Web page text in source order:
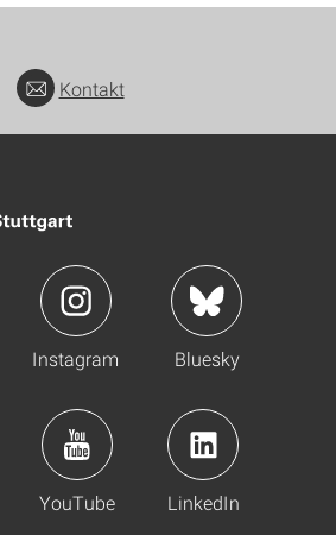
Kontakt
Instagram Bluesky
YouTube LinkedIn